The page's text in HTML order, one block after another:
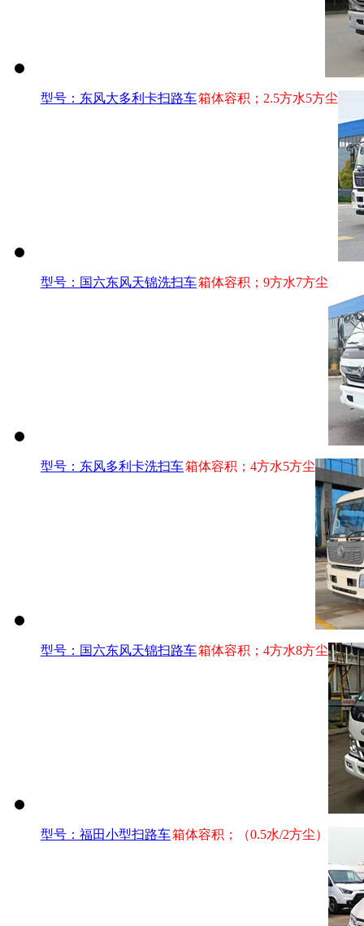
型号：东风大多利卡扫路车箱体容积；2.5方水5方尘
型号：国六东风天锦洗扫车箱体容积；9方水7方尘
型号：东风多利卡洗扫车箱体容积；4方水5方尘
型号：国六东风天锦扫路车箱体容积；4方水8方尘
型号：福田小型扫路车箱体容积；（0.5水/2方尘）